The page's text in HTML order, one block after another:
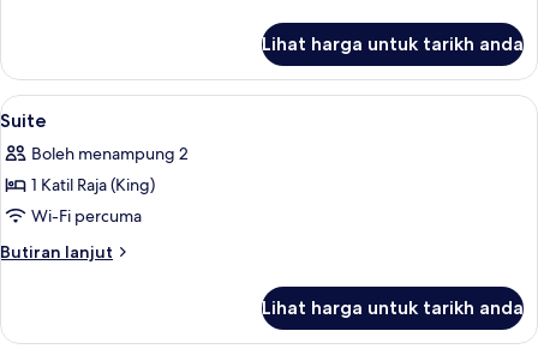
Suite
Lihat harga untuk tarikh anda
Lihat
semua
foto
untuk
Suite
Bar mini percuma, peti besi dalam
6
Suite
Boleh menampung 2
1 Katil Raja (King)
Wi-Fi percuma
Butiran lanjut
Butiran
Lihat harga untuk tarikh anda